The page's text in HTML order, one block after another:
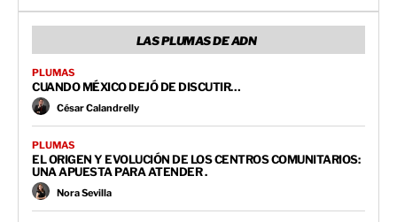
LAS PLUMAS DE ADN
PLUMAS
CUANDO MÉXICO DEJÓ DE DISCUTIR…
César Calandrelly
PLUMAS
EL ORIGEN Y EVOLUCIÓN DE LOS CENTROS COMUNITARIOS:
UNA APUESTA PARA ATENDER .
Nora Sevilla